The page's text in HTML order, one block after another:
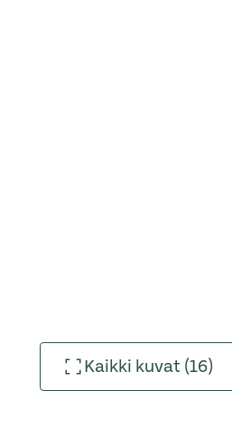
Kaikki kuvat (16)